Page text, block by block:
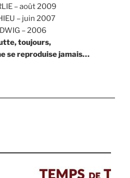
– août 2009
– juin 2007
– 2006
toujours,
se reproduise jamais…